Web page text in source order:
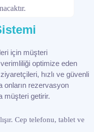
için müşteri
optimize eden
hızlı ve güvenli
onların rezervasyon
müşteri getirir.
Cep telefonu, tablet ve